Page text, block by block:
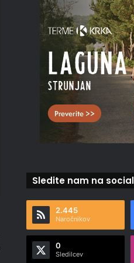
Sledite nam na
2.445
Naročnikov
0
Sledilcev